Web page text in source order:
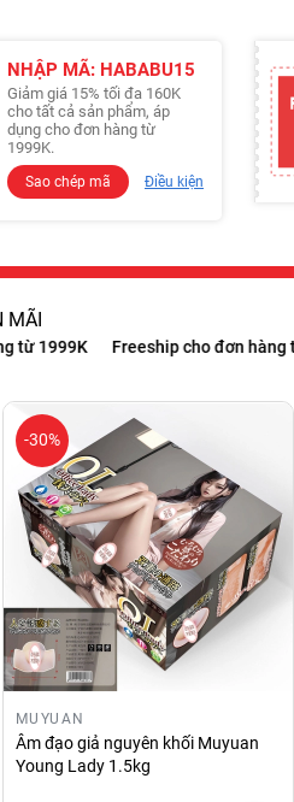
NHẬP MÃ: HABABU15
Giảm giá 15% tối đa 160K
cho tất cả sản phẩm, áp
dụng cho đơn hàng từ
1999K.
Sao chép mã Điều kiện
MÃI
Freeship cho đơn hàng từ 299K
-30%
MUYUAN
Âm đạo giả nguyên khối Muyuan
Young Lady 1.5kg